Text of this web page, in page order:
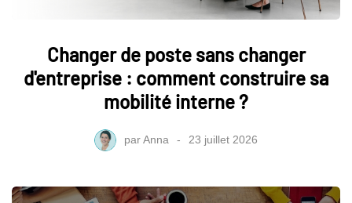
Changer de poste sans changer
d'entreprise : comment construire sa
mobilité interne ?
parAnna 23 juillet 2026